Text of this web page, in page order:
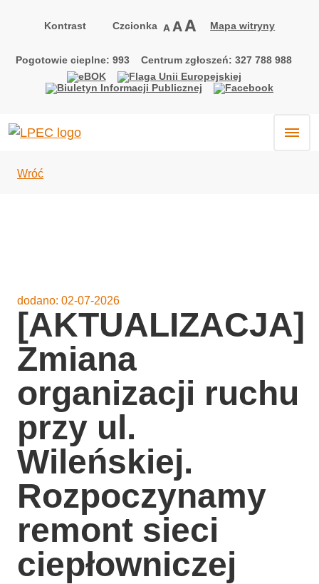
Kontrast
tekst
czarnym
tekst
żółtym
tekst
czarnym
Czcionka A
domyślna
A
większa
czcionka
A
największa
czcionka
Mapa witryny
Pogotowie cieplne: 993 Centrum zgłoszeń: 327 788 988
Wróć
dodano: 02-07-2026
[AKTUALIZACJA]
Zmiana
organizacji ruchu
przy ul.
Wileńskiej.
Rozpoczynamy
remont sieci
ciepłowniczej